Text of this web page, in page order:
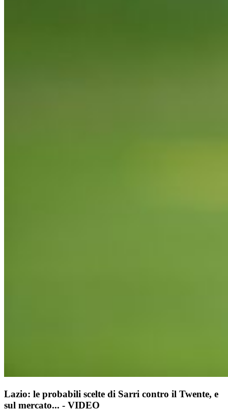
Lazio: le probabili scelte di Sarri contro il Twente, e
sul mercato... - VIDEO